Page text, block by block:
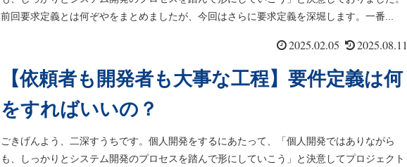
前回要求定義とは何ぞやをまとめましたが、今回はさらに要求定義を深堀します。一番...
2025.02.05 2025.08.11
【依頼者も開発者も大事な工程】要件定義は何
をすればいいの？
ごきげんよう、二深すうちです。個人開発をするにあたって、「個人開発ではありながら
も、しっかりとシステム開発のプロセスを踏んで形にしていこう」と決意してプロジェクト